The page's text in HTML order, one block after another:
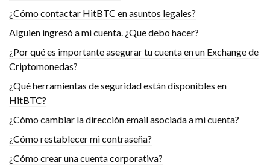
¿Cómo contactar HitBTC en asuntos legales?
Alguien ingresó a mi cuenta. ¿Que debo hacer?
¿Por qué es importante asegurar tu cuenta en un Exchange de
Criptomonedas?
¿Qué herramientas de seguridad están disponibles en
HitBTC?
¿Cómo cambiar la dirección email asociada a mi cuenta?
¿Cómo restablecer mi contraseña?
¿Cómo crear una cuenta corporativa?